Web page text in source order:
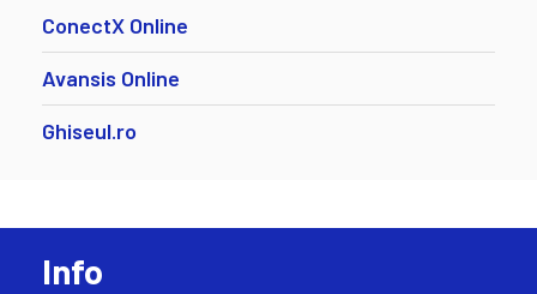
ConectX Online
Avansis Online
Ghiseul.ro
Info